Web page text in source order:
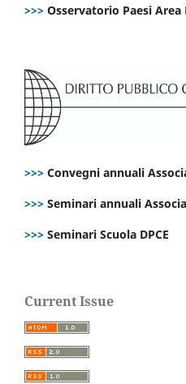
>>> Osservatorio Paesi Area
>>> Convegni annuali
>>> Seminari annuali
>>> Seminari Scuola DPCE
Current Issue